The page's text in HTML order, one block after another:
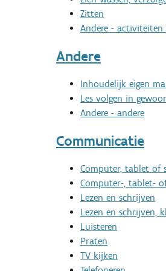
Zitten
Andere - activiteiten
Andere
Inhoudelijk eigen
Les volgen in
Andere - andere
Communicatie
Computer, tablet of
Computer-, tablet-
Lezen en schrijven
Lezen en schrijven,
Luisteren
Praten
TV kijken